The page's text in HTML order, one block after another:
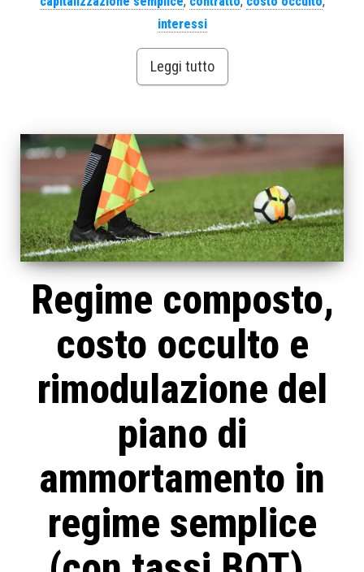
interessi
Leggi tutto
Regime composto,
costo occulto e
rimodulazione del
piano di
ammortamento in
regime semplice